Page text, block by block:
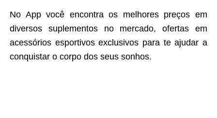
No App você encontra os melhores preços em
diversos suplementos no mercado, ofertas em
acessórios esportivos exclusivos para te ajudar a
conquistar o corpo dos seus sonhos.